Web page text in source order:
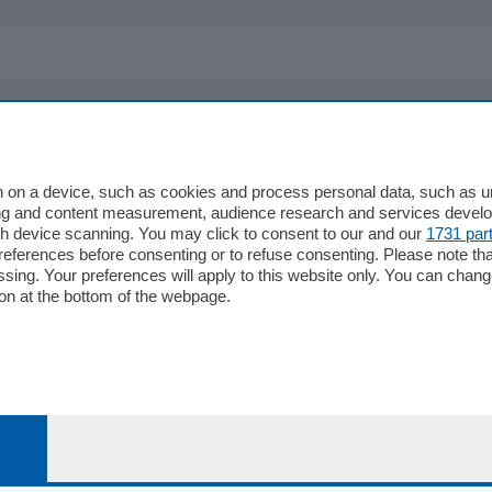
Como
Redazione
Editore
Contatti
Privacy e Policy
a device, such as cookies and process personal data, such as
and content measurement, audience research and services
device scanning. You may click to consent to our and our 1731
before consenting or to refuse consenting. Please note
Your preferences will apply to this website only. You can
at the bottom of the webpage.